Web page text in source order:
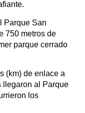
Parque San
750 metros de
parque cerrado
(km) de enlace a
llegaron al Parque
los